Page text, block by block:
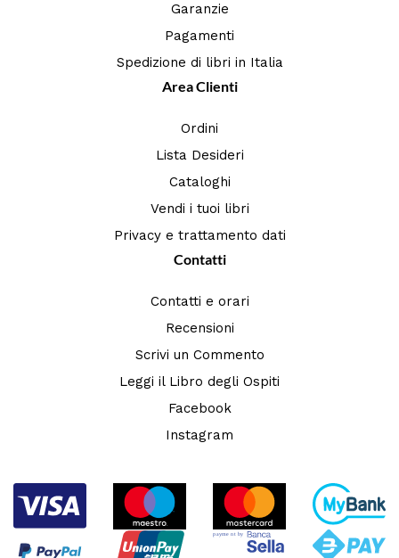
Garanzie
Pagamenti
Spedizione di libri in Italia
Area Clienti
Ordini
Lista Desideri
Cataloghi
Vendi i tuoi libri
Privacy e trattamento dati
Contatti
Contatti e orari
Recensioni
Scrivi un Commento
Leggi il Libro degli Ospiti
Facebook
Instagram